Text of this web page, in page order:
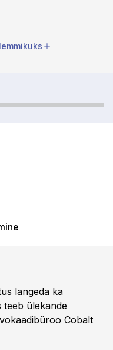
langeda ka
teeb ülekande
Cobalt